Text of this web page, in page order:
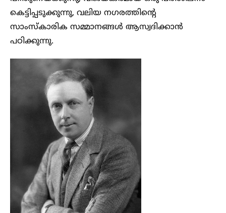
കെട്ടിപ്പടുക്കുന്നു, വലിയ നഗരത്തിന്റെ
സാംസ്കാരിക സമ്മാനങ്ങൾ ആസ്വദിക്കാൻ
പഠിക്കുന്നു.